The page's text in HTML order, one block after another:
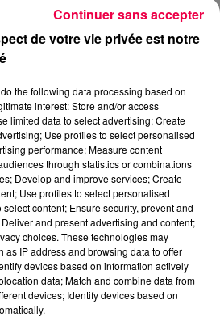
MAGNUM DRIVE
VOSGES
jeu de l'anniversaire du
de votre vie privée est notre
do the following data processing based on
interest: Store and/or access
limited data to select advertising; Create
Use profiles to select personalised
performance; Measure content
through statistics or combinations
Develop and improve services; Create
Use profiles to select personalised
content; Ensure security, prevent and
and present advertising and content;
choices. These technologies may
as IP address and browsing data to offer
devices based on information actively
data; Match and combine data from
devices; Identify devices based on
Continuer sans accepter